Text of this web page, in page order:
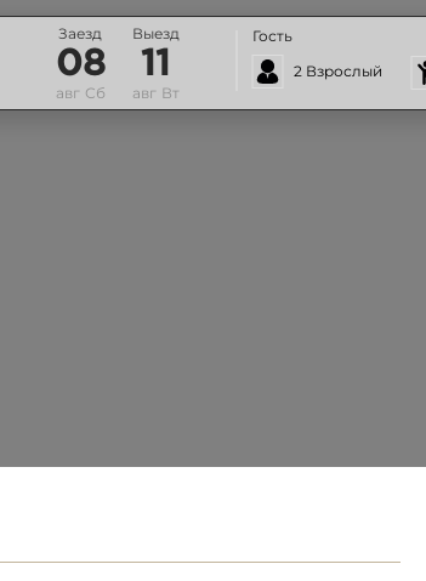
Заезд
08
авг Сб
Выезд
11
авг Вт
Гость
2 Взрослый